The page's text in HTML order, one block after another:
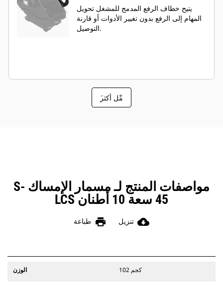
يتيح خطاف الرفع المدمج للمشغل تحويل
المهام إلى الرفع بدون تغيير الأدوات أو قارنة
التوصيل.
َمِّل أكثر
مواصفات المنتج لـ مسمار الإمساك S-
45 سعة 10 أطنان LCS
cloud_download تنزيل print طباعة
الوزن 102 كجم